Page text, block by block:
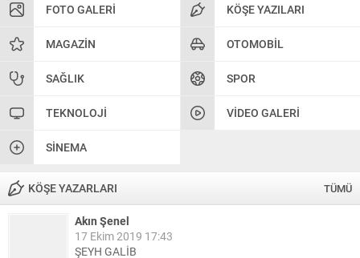
FOTO GALERI KÖŞE YAZILARI
MAGAZIN OTOMOBIL
SAĞLIK SPOR
TEKNOLOJI VIDEO GALERI
SINEMA
KÖŞE YAZARLARI TÜMÜ
Akın Şenel
17 Ekim 2019 17:43
ŞEYH GALİB